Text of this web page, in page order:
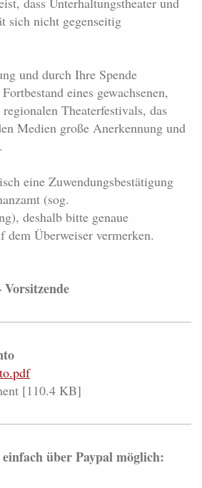
sich nicht gegenseitig
und durch Ihre Spende
eines gewachsenen,
Theaterfestivals, das
Medien große Anerkennung und
eine Zuwendungsbestätigung
(sog.
deshalb bitte genaue
dem Überweiser vermerken.
[110.4 KB]
über Paypal möglich: